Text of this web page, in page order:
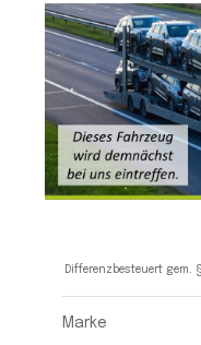
Differenzbesteuert gem.
Marke